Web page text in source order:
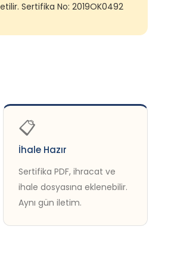
Sertifika No: 2019OK0492
📋
İhale Hazır
Sertifika PDF, ihracat ve
ihale dosyasına eklenebilir.
Aynı gün iletim.